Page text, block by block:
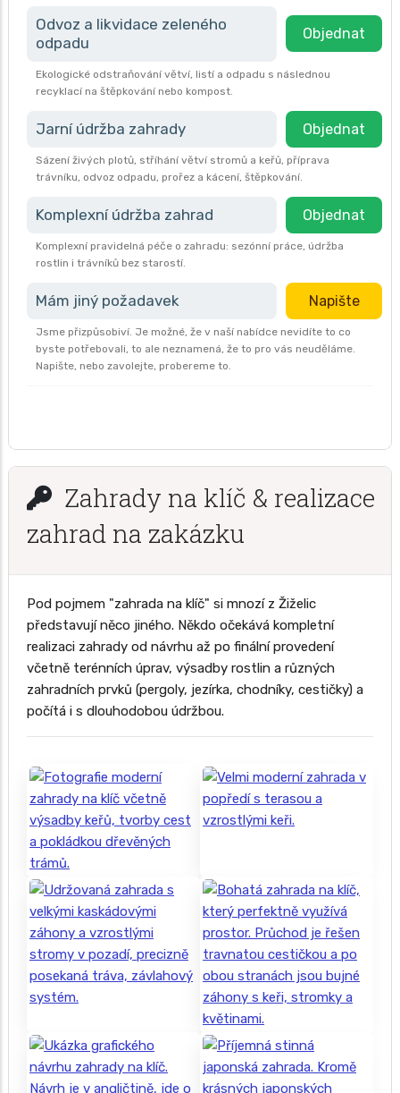
Odvoz a likvidace zeleného
odpadu
Objednat
Ekologické odstraňování větví, listí a odpadu s následnou
recyklací na štěpkování nebo kompost.
Jarní údržba zahrady Objednat
Sázení živých plotů, stříhání větví stromů a keřů, příprava
trávníku, odvoz odpadu, prořez a kácení, štěpkování.
Komplexní údržba zahrad Objednat
Komplexní pravidelná péče o zahradu: sezónní práce, údržba
rostlin i trávníků bez starostí.
Mám jiný požadavek Napište
Jsme přizpůsobiví. Je možné, že v naší nabídce nevidíte to co
byste potřebovali, to ale neznamená, že to pro vás neuděláme.
Napište, nebo zavolejte, probereme to.
Zahrady na klíč & realizace
zahrad na zakázku
Pod pojmem "zahrada na klíč" si mnozí z Žiželic
představují něco jiného. Někdo očekává kompletní
realizaci zahrady od návrhu až po finální provedení
včetně terénních úprav, výsadby rostlin a různých
zahradních prvků (pergoly, jezírka, chodníky, cestičky) a
počítá i s dlouhodobou údržbou.